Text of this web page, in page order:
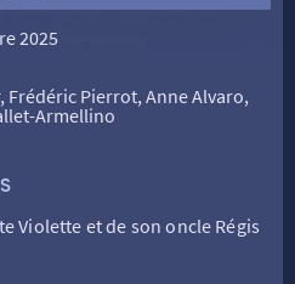
& LES FILMS
2025
Frédéric Pierrot, Anne Alvaro,
Armellino
Violette et de son oncle Régis